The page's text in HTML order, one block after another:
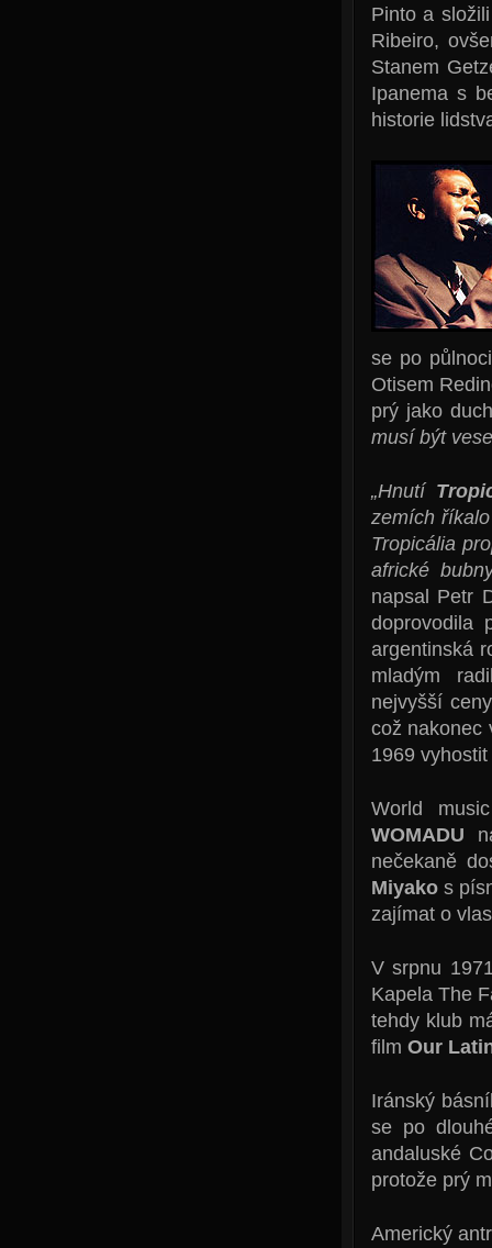
Pinto a
Ribeiro,
Stanem
Ipanema s
historie
se po
Otisem
prý jako
musí být
„Hnutí
zemích
Tropicália
africké
napsal Petr
doprovodila
argentinská
mladým
nejvyšší
což nakonec
1969
World
WOMADU
nečekaně
Miyakos
zajímat o
V srpnu
Kapela The
tehdy klub
film Our
Iránský
se po
andaluské
protože prý
Americký